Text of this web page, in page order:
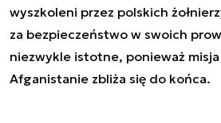
wyszkoleni przez polskich
za bezpieczeństwo w swoich
niezwykle istotne, ponieważ
Afganistanie zbliża się do końca.